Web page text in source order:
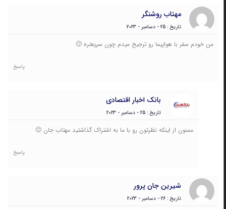
مهتاب روشنگر
تاریخ : 25 - دسامبر - 2023
من خودم سفر با هواپیما رو ترجیح میدم چون سریعتره 🙂
پاسخ
بانک اخبار اقتصادی
تاریخ : 25 - دسامبر - 2023
ممنون از اینکه نظرتون رو با ما به اشتراک گذاشتید مهتاب جان 🙂
پاسخ
شیرین جان پرور
تاریخ : 26 - دسامبر - 2023